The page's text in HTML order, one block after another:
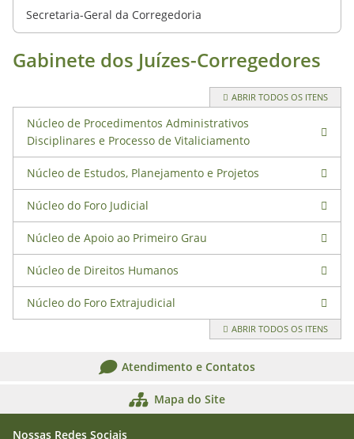
Secretaria-Geral da Corregedoria
Gabinete dos Juízes-Corregedores
ABRIR TODOS OS ITENS
Núcleo de Procedimentos Administrativos
Disciplinares e Processo de Vitaliciamento
Núcleo de Estudos, Planejamento e Projetos
Núcleo do Foro Judicial
Núcleo de Apoio ao Primeiro Grau
Núcleo de Direitos Humanos
Núcleo do Foro Extrajudicial
ABRIR TODOS OS ITENS
Atendimento e Contatos
Mapa do Site
Nossas Redes Sociais